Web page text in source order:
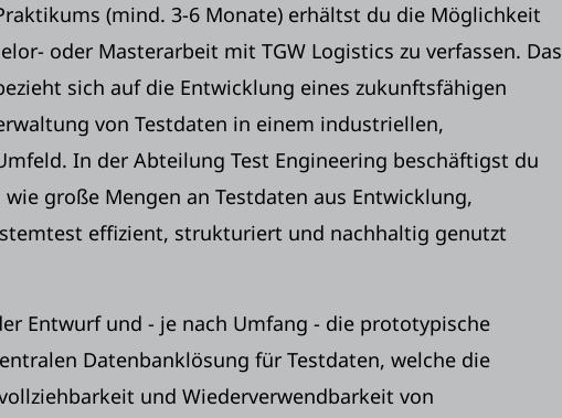
(mind. 3-6 Monate) erhältst du die Möglichkeit
oder Masterarbeit mit TGW Logistics zu verfassen. Das
sich auf die Entwicklung eines zukunftsfähigen
von Testdaten in einem industriellen,
In der Abteilung Test Engineering beschäftigst du
große Mengen an Testdaten aus Entwicklung,
effizient, strukturiert und nachhaltig genutzt
Entwurf und - je nach Umfang - die prototypische
Datenbanklösung für Testdaten, welche die
und Wiederverwendbarkeit von